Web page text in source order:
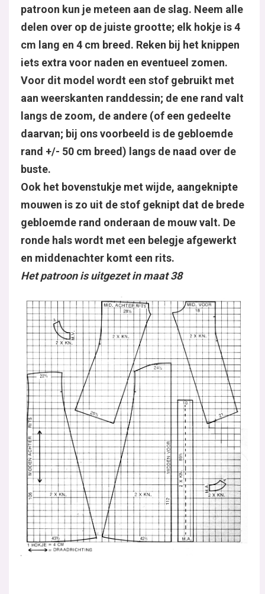
patroon kun je meteen aan de slag. Neem alle
delen over op de juiste grootte; elk hokje is 4
cm lang en 4 cm breed. Reken bij het knippen
iets extra voor naden en eventueel zomen.
Voor dit model wordt een stof gebruikt met
aan weerskanten randdessin; de ene rand valt
langs de zoom, de andere (of een gedeelte
daarvan; bij ons voorbeeld is de gebloemde
rand +/- 50 cm breed) langs de naad over de
buste.
Ook het bovenstukje met wijde, aangeknipte
mouwen is zo uit de stof geknipt dat de brede
gebloemde rand onderaan de mouw valt. De
ronde hals wordt met een belegje afgewerkt
en middenachter komt een rits.
Het patroon is uitgezet in maat 38